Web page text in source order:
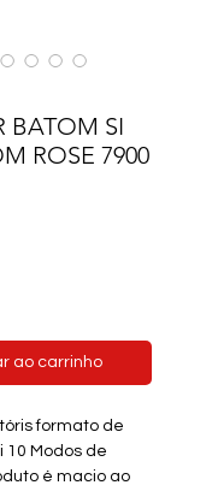
BATOM SI
ROSE 7900
ao carrinho
formato de
10 Modos de
é macio ao